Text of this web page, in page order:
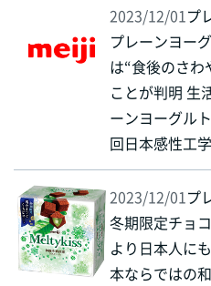
2023/12/01 プ
プレーンヨー
は“食後のさわ
ことが判明 生
ーンヨーグル
回日本感性工
2023/12/01 プ
冬期限定チョ
より日本人に
本ならではの